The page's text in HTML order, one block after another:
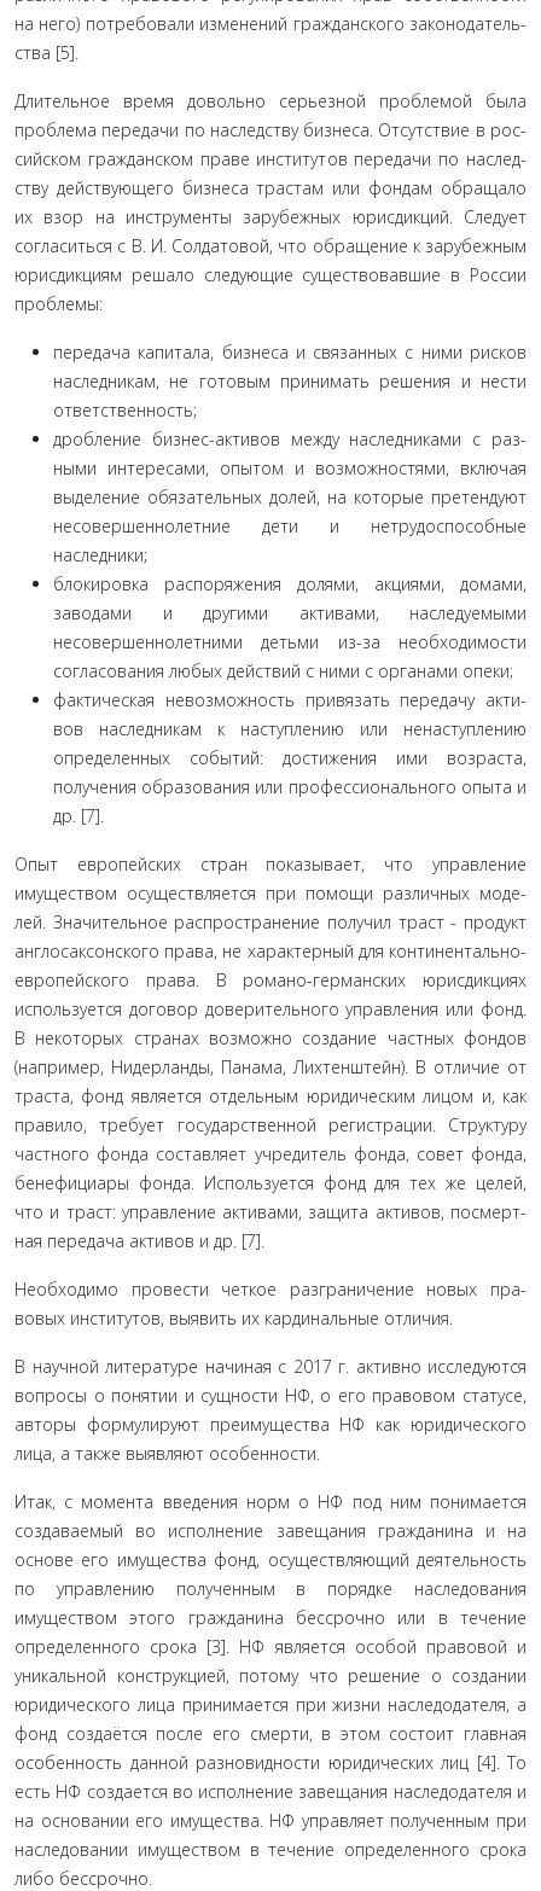
на него) потребовали изменений гражданского законодатель­
ства [5].
Длительное время довольно серьезной проблемой была
проблема передачи по наследству бизнеса. Отсутствие в рос­
сийском гражданском праве институтов передачи по наслед­
ству действующего бизнеса трастам или фондам обращало
их взор на инструменты зарубежных юрисдикций. Следует
согласиться с В. И. Солдатовой, что обращение к зарубеж­ным
юрисдикциям решало следующие существовавшие в России
проблемы:
передача капитала, бизнеса и связанных с ними рисков
наследникам, не готовым принимать решения и нести
ответ­ственность;
дробление бизнес-активов между наследниками с раз­
ными интересами, опытом и возможностями, включая
выде­ление обязательных долей, на которые претендуют
несовер­шеннолетние дети и нетрудоспособные
наследники;
блокировка распоряжения долями, акциями, домами,
заводами и другими активами, наследуемыми
несовершен­нолетними детьми из-за необходимости
согласования любых действий с ними с органами опеки;
фактическая невозможность привязать передачу акти­
вов наследникам к наступлению или ненаступлению
опреде­ленных событий: достижения ими возраста,
получения обра­зования или профессионального опыта и
др. [7].
Опыт европейских стран показывает, что управление
имуществом осуществляется при помощи различных моде­
лей. Значительное распространение получил траст - продукт
англосаксонского права, не характерный для континенталь­но-
европейского права. В романо-германских юрисдикциях
используется договор доверительного управления или фонд.
В некоторых странах возможно создание частных фондов
(на­пример, Нидерланды, Панама, Лихтенштейн). В отличие от
траста, фонд является отдельным юридическим лицом и, как
правило, требует государственной регистрации. Структуру
частного фонда составляет учредитель фонда, совет фонда,
бенефициары фонда. Используется фонд для тех же целей,
что и траст: управление активами, защита активов, посмерт­
ная передача активов и др. [7].
Необходимо провести четкое разграничение новых пра­
вовых институтов, выявить их кардинальные отличия.
В научной литературе начиная с 2017 г. активно иссле­дуются
вопросы о понятии и сущности НФ, о его правовом статусе,
авторы формулируют преимущества НФ как юриди­ческого
лица, а также выявляют особенности.
Итак, с момента введения норм о НФ под ним понима­ется
создаваемый во исполнение завещания гражданина и на
основе его имущества фонд, осуществляющий деятель­ность
по управлению полученным в порядке наследования
имуществом этого гражданина бессрочно или в течение
определенного срока [3]. НФ является особой правовой и
уникальной конструкцией, потому что решение о создании
юридического лица принимается при жизни наследодателя, а
фонд создаётся после его смерти, в этом состоит главная
особенность данной разновидности юридических лиц [4]. То
есть НФ создается во исполнение завещания наследодателя и
на основании его имущества. НФ управляет полученным при
наследовании имуществом в течение определенного срока
либо бессрочно.